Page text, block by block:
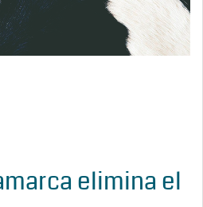
elimina el